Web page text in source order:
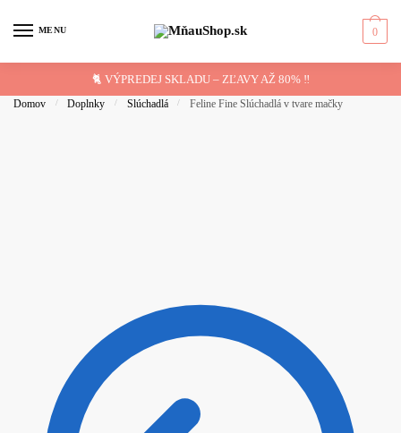
MENU 0
🐈 VÝPREDEJ SKLADU – ZĽAVY AŽ 80% ‼️
Domov / Doplnky / Slúchadlá / Feline Fine Slúchadlá v tvare mačky